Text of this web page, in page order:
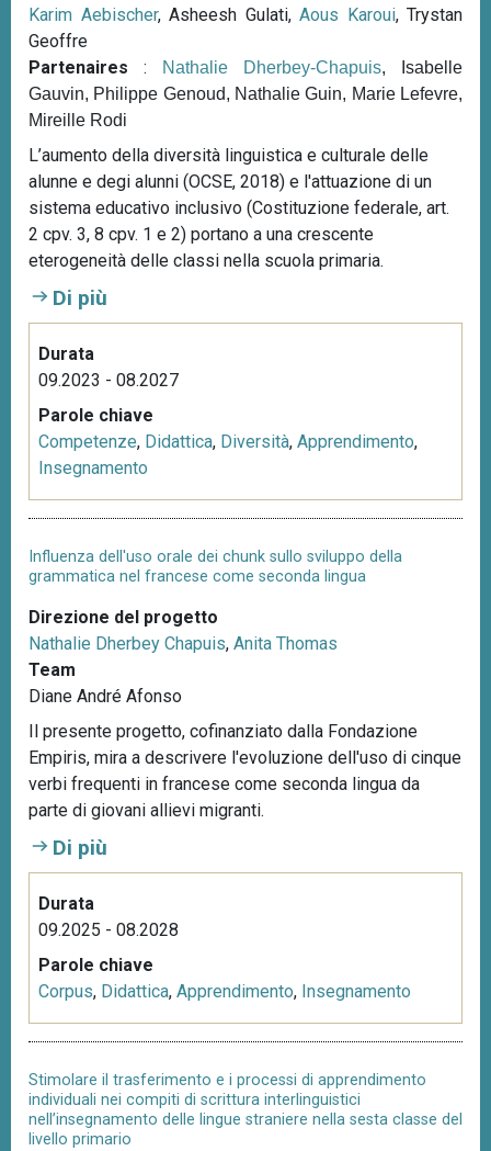
Karim Aebischer, Asheesh Gulati, Aous Karoui, Trystan
Geoffre
Partenaires : Nathalie Dherbey-Chapuis, Isabelle
Gauvin, Philippe Genoud, Nathalie Guin, Marie Lefevre,
Mireille Rodi
L’aumento della diversità linguistica e culturale delle
alunne e degi alunni (OCSE, 2018) e l'attuazione di un
sistema educativo inclusivo (Costituzione federale, art.
2 cpv. 3, 8 cpv. 1 e 2) portano a una crescente
eterogeneità delle classi nella scuola primaria.
Di più
Durata
09.2023 - 08.2027
Parole chiave
Competenze, Didattica, Diversità, Apprendimento,
Insegnamento
Influenza dell'uso orale dei chunk sullo sviluppo della
grammatica nel francese come seconda lingua
Direzione del progetto
Nathalie Dherbey Chapuis, Anita Thomas
Team
Diane André Afonso
Il presente progetto, cofinanziato dalla Fondazione
Empiris, mira a descrivere l'evoluzione dell'uso di cinque
verbi frequenti in francese come seconda lingua da
parte di giovani allievi migranti.
Di più
Durata
09.2025 - 08.2028
Parole chiave
Corpus, Didattica, Apprendimento, Insegnamento
Stimolare il trasferimento e i processi di apprendimento
individuali nei compiti di scrittura interlinguistici
nell’insegnamento delle lingue straniere nella sesta classe del
livello primario